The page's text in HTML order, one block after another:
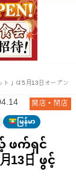
」は5月13日オープン
開店・閉店
မြန်မာ
ဖက်ရှင်
日 ဖွင့်